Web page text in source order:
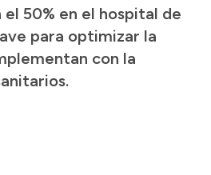
50% en el hospital de
para optimizar la
con la